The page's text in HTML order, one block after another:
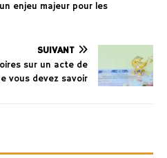
enjeu majeur pour les
SUIVANT
sur un acte de
vous devez savoir